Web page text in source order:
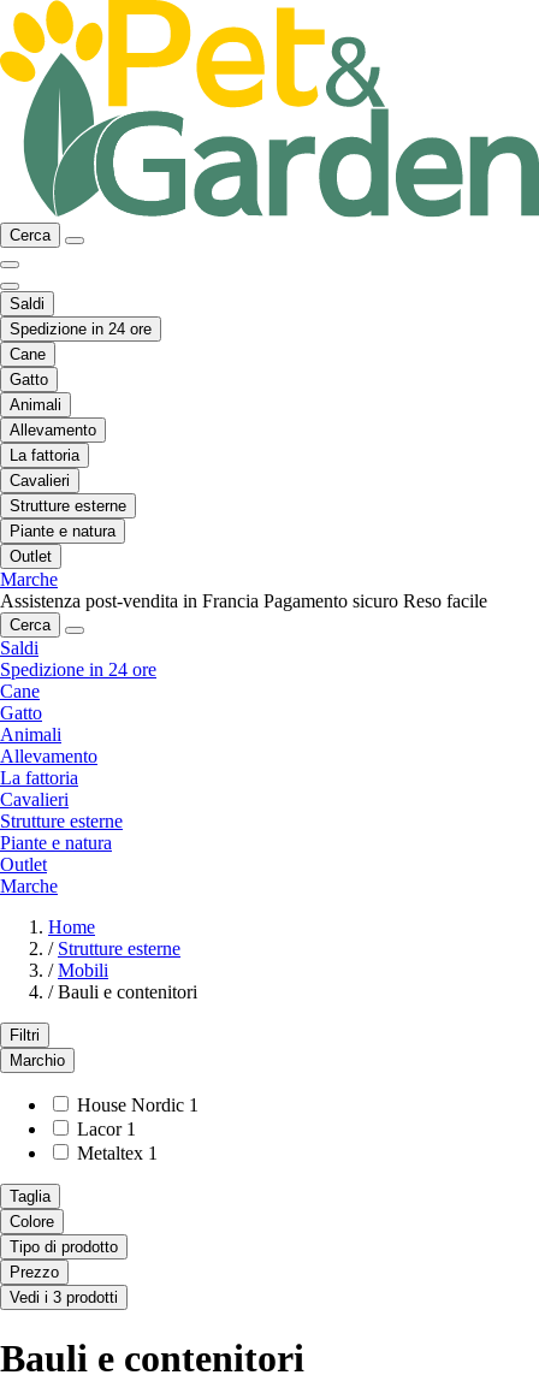
Cerca
Saldi
Spedizione in 24 ore
Cane
Gatto
Animali
Allevamento
La fattoria
Cavalieri
Strutture esterne
Piante e natura
Outlet
Marche
Assistenza post-vendita in Francia Pagamento sicuro Reso facile
Cerca
Saldi
Spedizione in 24 ore
Cane
Gatto
Animali
Allevamento
La fattoria
Cavalieri
Strutture esterne
Piante e natura
Outlet
Marche
Home
/ Strutture esterne
/ Mobili
/ Bauli e contenitori
Filtri
Marchio
House Nordic 1
Lacor 1
Metaltex 1
Taglia
Colore
Tipo di prodotto
Prezzo
Vedi i 3 prodotti
Bauli e contenitori